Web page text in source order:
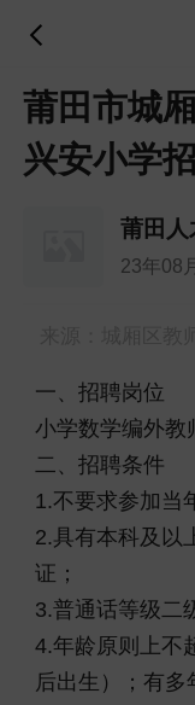
莆田市城
兴安小学
莆田人
23年08
一、招聘岗位
小学数学编外教
二、招聘条件
1.不要求参加当
2.具有本科及以
证；
3.普通话等级二
4.年龄原则上不
后出生）；有